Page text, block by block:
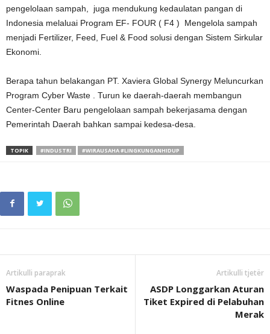
pengelolaan sampah, juga mendukung kedaulatan pangan di
Indonesia melaluai Program EF- FOUR ( F4 ) Mengelola sampah
menjadi Fertilizer, Feed, Fuel & Food solusi dengan Sistem Sirkular
Ekonomi.
Berapa tahun belakangan PT. Xaviera Global Synergy Meluncurkan
Program Cyber Waste . Turun ke daerah-daerah membangun
Center-Center Baru pengelolaan sampah bekerjasama dengan
Pemerintah Daerah bahkan sampai kedesa-desa.
TOPIK #INDUSTRI #WIRAUSAHA #LINGKUNGANHIDUP
Artikulli paraprak
Waspada Penipuan Terkait
Fitnes Online
Artikulli tjetër
ASDP Longgarkan Aturan
Tiket Expired di Pelabuhan
Merak